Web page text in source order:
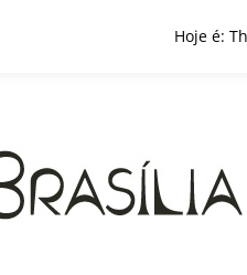
Hoje é: